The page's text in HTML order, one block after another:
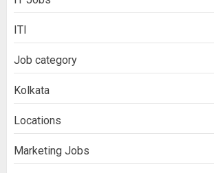
ITI
Job category
Kolkata
Locations
Marketing Jobs